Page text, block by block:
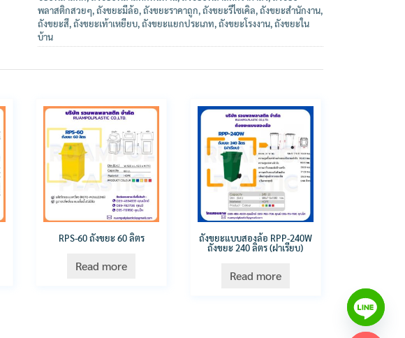
พลาสติกสวยๆ,ถังขยะมีล้อ,ถังขยะราคาถูก,ถังขยะรีไซเคิล,ถังขยะสำนักงาน,
ถังขยะสี,ถังขยะเท้าเหยียบ,ถังขยะแยกประเภท,ถังขยะโรงงาน,ถังขยะใน
บ้าน
RPS-60 ถังขยะ 60 ลิตร
Read more
ถังขยะแบบสองล้อ RPP-240W
ถังขยะ 240 ลิตร (ฝาเรียบ)
Read more